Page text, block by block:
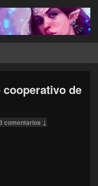
de
comentarios ↓